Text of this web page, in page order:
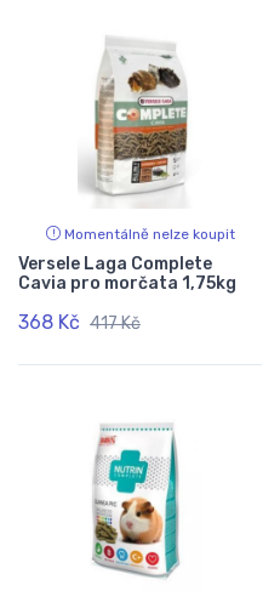
Momentálně nelze koupit
Versele Laga Complete
Cavia pro morčata 1,75kg
368 Kč 417 Kč